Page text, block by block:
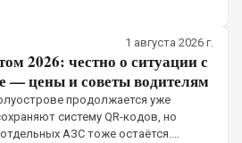
который вдребезги разбивает
1 августа 2026 г.
2026: честно о ситуации с
— цены и советы водителям
продолжается уже
систему QR-кодов, но
АЗС тоже остаётся.